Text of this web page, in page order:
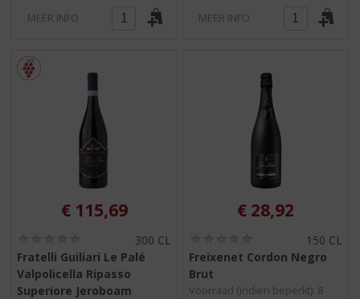
MEER INFO MEER INFO
€ 115,69
0
/
300 CL
Fratelli Guiliari Le Palé
Valpolicella Ripasso
Superiore Jeroboam
€ 28,92
,
/
150 CL
Freixenet Cordon Negro
Brut
Voorraad (indien beperkt): 8